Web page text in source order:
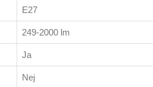
E27
249-2000 lm
Ja
Nej